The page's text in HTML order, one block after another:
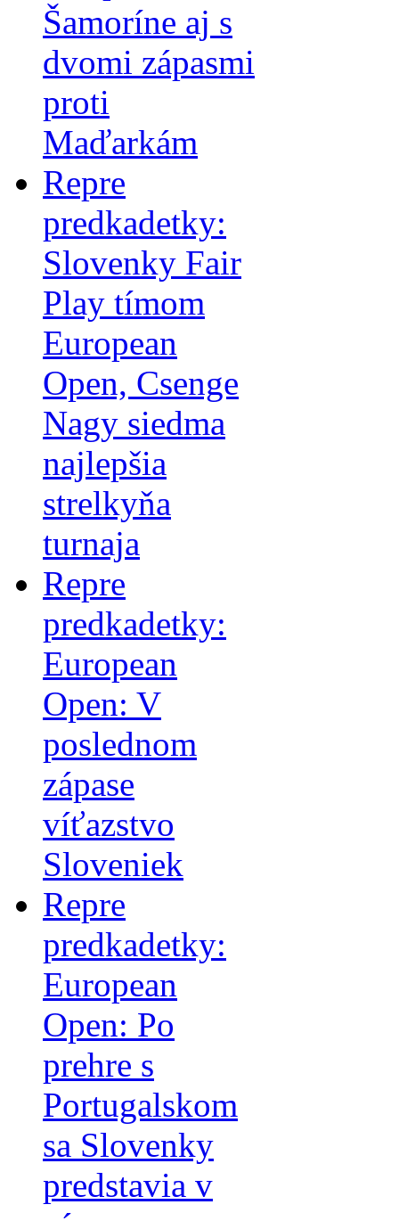
Šamoríne aj s
dvomi zápasmi
proti
Maďarkám
Repre
predkadetky:
Slovenky Fair
Play tímom
European
Open, Csenge
Nagy siedma
najlepšia
strelkyňa
turnaja
Repre
predkadetky:
European
Open: V
poslednom
zápase
víťazstvo
Sloveniek
Repre
predkadetky:
European
Open: Po
prehre s
Portugalskom
sa Slovenky
predstavia v